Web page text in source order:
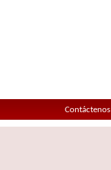
Contáctenos